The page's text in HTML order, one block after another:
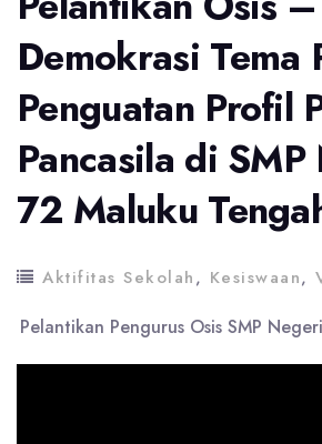
Demokrasi Tema
Penguatan Profil
Pancasila di
72 Maluku
Aktifitas Sekolah, Kesiswaan,
Pelantikan Pengurus Osis SMP